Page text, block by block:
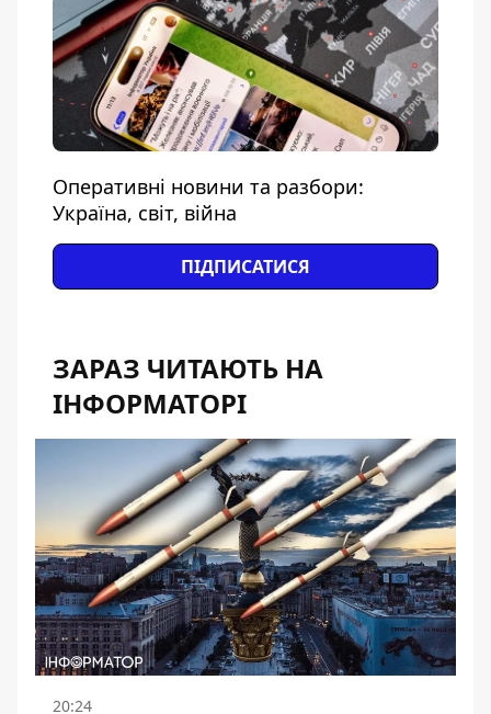
Оперативні новини та разбори:
Україна, світ, війна
ПІДПИСАТИСЯ
ЗАРАЗ ЧИТАЮТЬ НА
ІНФОРМАТОРІ
20:24